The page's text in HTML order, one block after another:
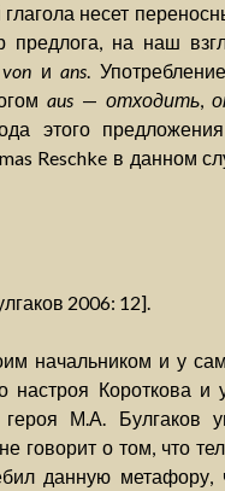
несет
предлога, на наш
vonиans.
aus —отходить,
этого
Reschke в данном
2006: 12].
начальником и у
настроя Короткова и
героя М.А. Булгаков
говорит о том, что
данную